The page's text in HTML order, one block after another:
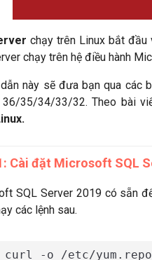
chạy trên Linux bắt đầu
chạy trên hệ điều hành
này sẽ đưa bạn qua các
36/35/34/33/32. Theo bài
Cài đặt Microsoft SQL
SQL Server 2019 có sẵn
các lệnh sau.